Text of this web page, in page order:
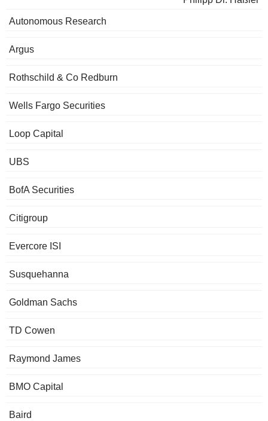
Autonomous Research
Argus
Rothschild & Co Redburn
Wells Fargo Securities
Loop Capital
UBS
BofA Securities
Citigroup
Evercore ISI
Susquehanna
Goldman Sachs
TD Cowen
Raymond James
BMO Capital
Baird